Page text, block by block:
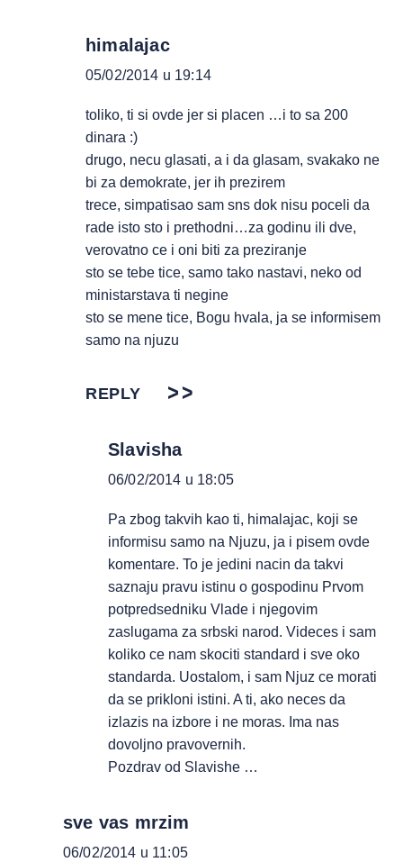
himalajac
05/02/2014 u 19:14
toliko, ti si ovde jer si placen …i to sa 200
dinara :)
drugo, necu glasati, a i da glasam, svakako ne
bi za demokrate, jer ih prezirem
trece, simpatisao sam sns dok nisu poceli da
rade isto sto i prethodni…za godinu ili dve,
verovatno ce i oni biti za preziranje
sto se tebe tice, samo tako nastavi, neko od
ministarstava ti negine
sto se mene tice, Bogu hvala, ja se informisem
samo na njuzu
REPLY
Slavisha
06/02/2014 u 18:05
Pa zbog takvih kao ti, himalajac, koji se
informisu samo na Njuzu, ja i pisem ovde
komentare. To je jedini nacin da takvi
saznaju pravu istinu o gospodinu Prvom
potpredsedniku Vlade i njegovim
zaslugama za srbski narod. Videces i sam
koliko ce nam skociti standard i sve oko
standarda. Uostalom, i sam Njuz ce morati
da se prikloni istini. A ti, ako neces da
izlazis na izbore i ne moras. Ima nas
dovoljno pravovernih.
Pozdrav od Slavishe …
sve vas mrzim
06/02/2014 u 11:05